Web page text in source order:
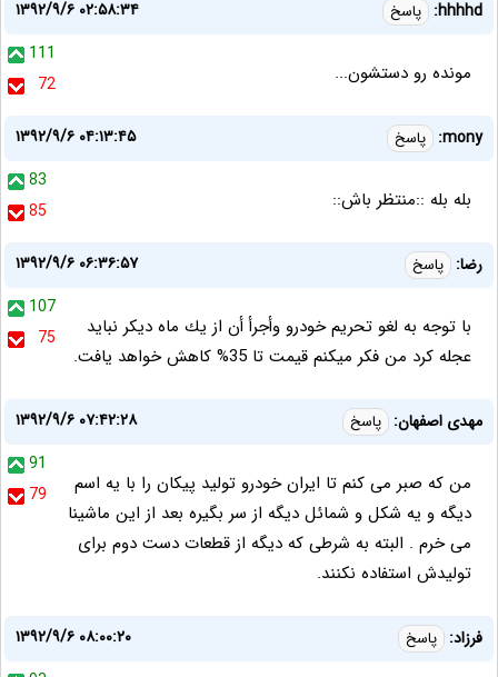
hhhhd: پاسخ
۱۳۹۲/۹/۶ ۰۲:۵۸:۳۴
111
72
مونده رو دستشون...
mony: پاسخ
۱۳۹۲/۹/۶ ۰۴:۱۳:۴۵
83
85
بله بله ::منتظر باش::
رضا: پاسخ
۱۳۹۲/۹/۶ ۰۶:۳۶:۵۷
107
75
با توجه به لغو تحريم خودرو وأجرأ أن از يك ماه ديكر نبايد
عجله كرد من فكر ميكنم قيمت تا 35% كاهش خواهد يافت.
مهدی اصفهان: پاسخ
۱۳۹۲/۹/۶ ۰۷:۴۲:۲۸
91
79
من که صبر می کنم تا ایران خودرو تولید پیکان را با یه اسم
دیگه و یه شکل و شمائل دیگه از سر بگیره بعد از این ماشینا
می خرم . البته به شرطی که دیگه از قطعات دست دوم برای
تولیدش استفاده نکنند.
فرزاد: پاسخ
۱۳۹۲/۹/۶ ۰۸:۰۰:۲۰